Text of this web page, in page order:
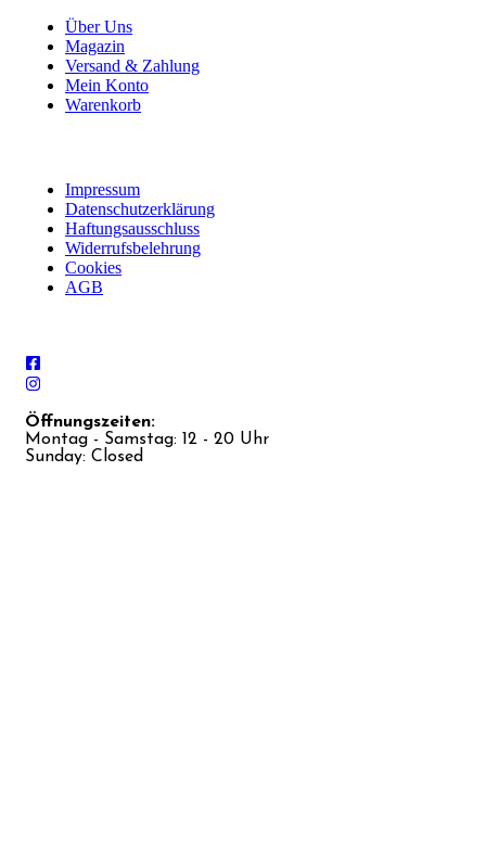
Über Uns
Magazin
Versand & Zahlung
Mein Konto
Warenkorb
Impressum
Datenschutzerklärung
Haftungsausschluss
Widerrufsbelehrung
Cookies
AGB
Öffnungszeiten:
Montag - Samstag: 12 - 20 Uhr
Sunday: Closed